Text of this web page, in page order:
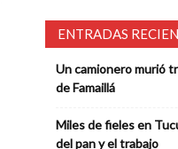
ENTRADAS
Un camionero murió
de Famaillá
Miles de fieles en
del pan y el trabajo